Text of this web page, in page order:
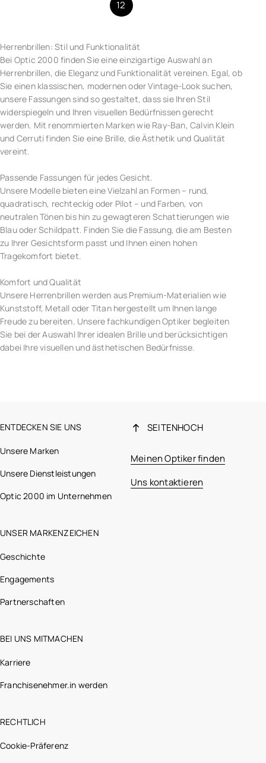
12
Herrenbrillen: Stil und Funktionalität
Bei Optic 2000 finden Sie eine einzigartige Auswahl an
Herrenbrillen, die Eleganz und Funktionalität vereinen. Egal, ob
Sie einen klassischen, modernen oder Vintage-Look suchen,
unsere Fassungen sind so gestaltet, dass sie Ihren Stil
widerspiegeln und Ihren visuellen Bedürfnissen gerecht
werden. Mit renommierten Marken wie Ray-Ban, Calvin Klein
und Cerruti finden Sie eine Brille, die Ästhetik und Qualität
vereint.
Passende Fassungen für jedes Gesicht.
Unsere Modelle bieten eine Vielzahl an Formen – rund,
quadratisch, rechteckig oder Pilot – und Farben, von
neutralen Tönen bis hin zu gewagteren Schattierungen wie
Blau oder Schildpatt. Finden Sie die Fassung, die am Besten
zu Ihrer Gesichtsform passt und Ihnen einen hohen
Tragekomfort bietet.
Komfort und Qualität
Unsere Herrenbrillen werden aus Premium-Materialien wie
Kunststoff, Metall oder Titan hergestellt um Ihnen lange
Freude zu bereiten. Unsere fachkundigen Optiker begleiten
Sie bei der Auswahl Ihrer idealen Brille und berücksichtigen
dabei Ihre visuellen und ästhetischen Bedürfnisse.
ENTDECKEN SIE UNS
Unsere Marken
Unsere Dienstleistungen
Optic 2000 im Unternehmen
UNSER MARKENZEICHEN
Geschichte
Engagements
Partnerschaften
BEI UNS MITMACHEN
Karriere
Franchisenehmer.in werden
RECHTLICH
Cookie-Präferenz
SEITENHOCH
Meinen Optiker finden
Uns kontaktieren